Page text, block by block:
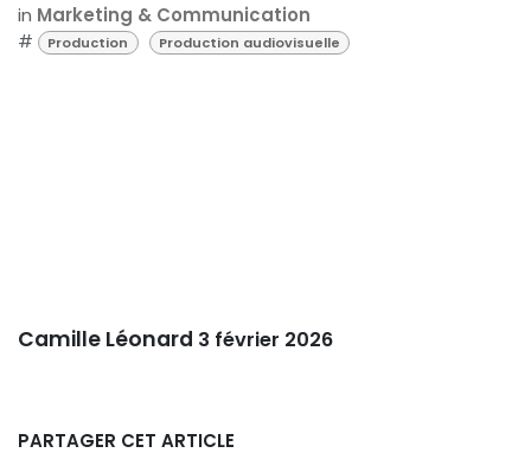
in Marketing & Communication
#
Production Production audiovisuelle
Camille Léonard 3 février 2026
PARTAGER CET ARTICLE